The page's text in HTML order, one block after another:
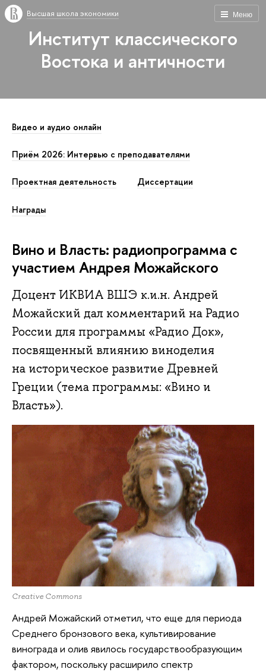
Меню
Высшая школа экономики
Институт классического
Востока и античности
Видео и аудио онлайн
Приём 2026: Интервью с преподавателями
Проектная деятельность Диссертации
Награды
Вино и Власть: радиопрограмма с
участием Андрея Можайского
Доцент ИКВИА ВШЭ к.и.н. Андрей
Можайский дал комментарий на Радио
России для программы «Радио Док»,
посвященный влиянию виноделия
на историческое развитие Древней
Греции (тема программы: «Вино и
Власть»).
Creative Commons
Андрей Можайский отметил, что еще для периода
Среднего бронзового века, культивирование
винограда и олив явилось государствообразующим
фактором, поскольку расширило спектр